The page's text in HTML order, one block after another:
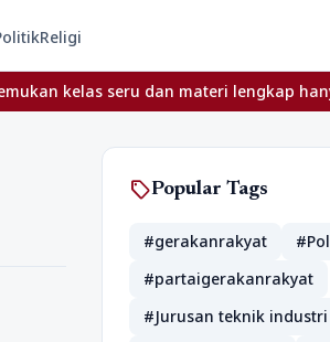
Religi
seru dan materi lengkap hanya di
sellPopular Tags
#gerakanrakyat
#partaigerakanrakyat
#Jurusan teknik industri